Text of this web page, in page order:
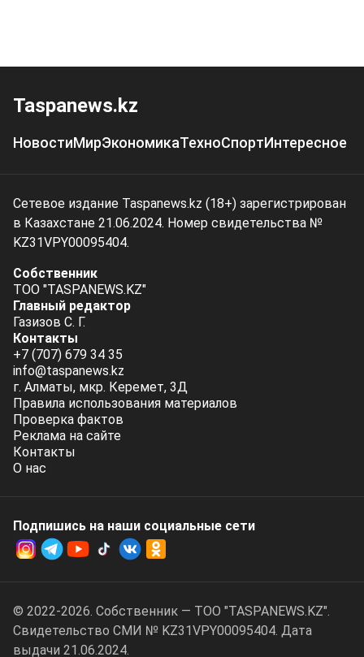
Taspanews.kz
НовостиМирЭкономикаТехноСпортИнтересное
Сетевое издание Taspanews.kz (18+) зарегистрирован
в Казахстане 21.06.2024. Номер свидетельства №
KZ31VPY00095404.
Собственник
ТОО "TASPANEWS.KZ"
Главный редактор
Газизов С. Г.
Контакты
+7 (707) 679 34 35
info@taspanews.kz
г. Алматы, мкр. Керемет, 3Д
Правила использования материалов
Проверка фактов
Реклама на сайте
Контакты
О нас
Подпишись на наши социальные cети
© 2022-2026. Собственник — ТОО "TASPANEWS.KZ".
Cвидетельство СМИ № KZ31VPY00095404. Дата
выдачи 21.06.2024.